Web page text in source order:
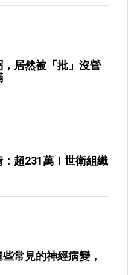
居然被「批」沒營
：超231萬！世衛組織
常見的神經病變，